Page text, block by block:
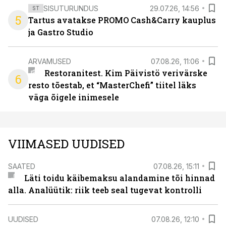
5
ST SISUTURUNDUS 29.07.26, 14:56
Tartus avatakse PROMO Cash&Carry kauplus
ja Gastro Studio
6
ARVAMUSED 07.08.26, 11:06
Restoranitest. Kim Päivistö verivärske
resto tõestab, et “MasterChefi” tiitel läks
väga õigele inimesele
VIIMASED UUDISED
SAATED 07.08.26, 15:11
Läti toidu käibemaksu alandamine tõi hinnad
alla. Analüütik: riik teeb seal tugevat kontrolli
UUDISED 07.08.26, 12:10